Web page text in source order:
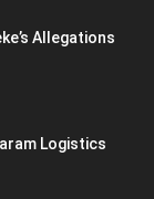
Allegations
Logistics